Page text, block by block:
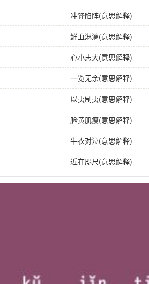
冲锋陷阵(意思解释)
鲜血淋漓(意思解释)
心小志大(意思解释)
一览无余(意思解释)
以夷制夷(意思解释)
脸黄肌瘦(意思解释)
牛衣对泣(意思解释)
近在咫尺(意思解释)